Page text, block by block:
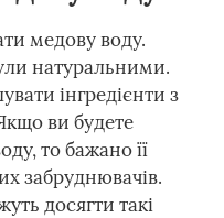
медову воду.
натуральними.
інгредієнти з
ви будете
то бажано її
забруднювачів.
досягти такі